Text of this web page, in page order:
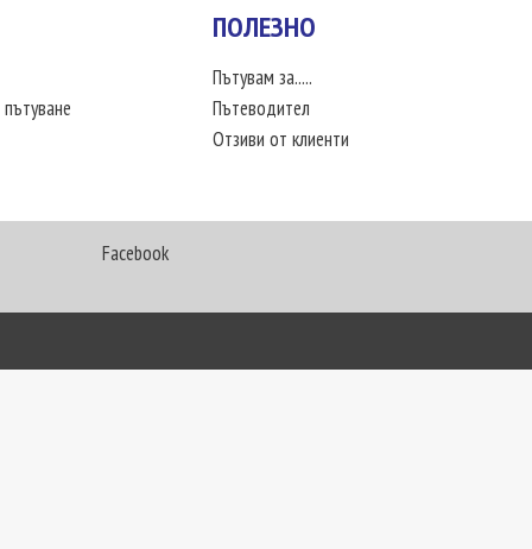
ПОЛЕЗНО
Пътувам за.....
Пътеводител
Отзиви от клиенти
Facebook